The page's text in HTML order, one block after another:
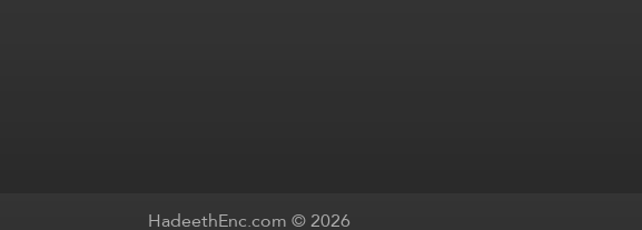
HadeethEnc.com © 2026